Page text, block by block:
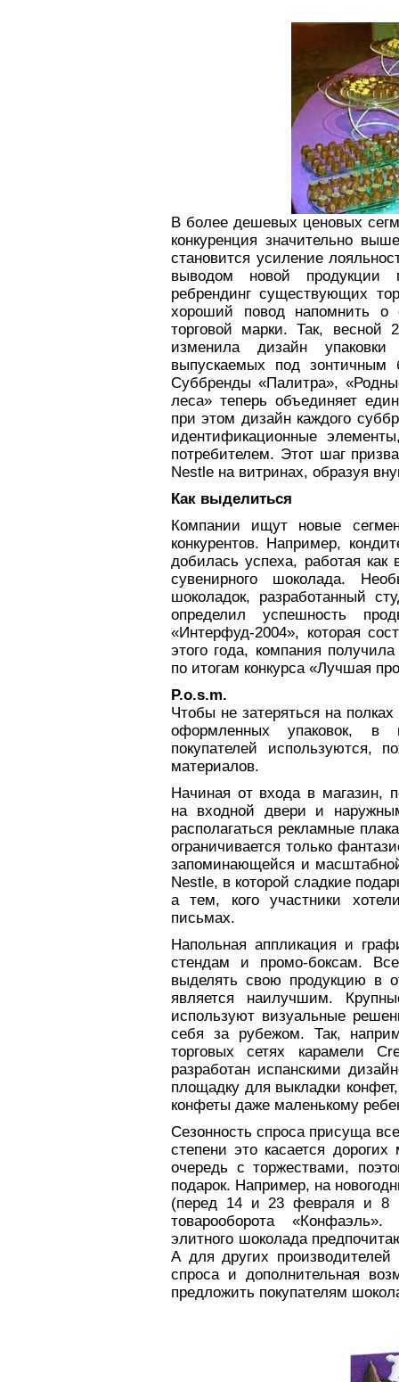
В более дешевых ценовых
конкуренция значительно
становится усиление
выводом новой продукции
ребрендинг существующих
хороший повод напомнить
торговой марки. Так, весной
изменила дизайн
выпускаемых под
Суббренды «Палитра»,
леса» теперь объединяет
при этом дизайн каждого
идентификационные
потребителем. Этот шаг
Nestle на витринах, образуя
Как выделиться
Компании ищут новые
конкурентов. Например,
добилась успеха, работая как
сувенирного шоколада.
шоколадок, разработанный
определил успешность
«Интерфуд-2004», которая
этого года, компания
по итогам конкурса «Лучшая
P.o.s.m.
Чтобы не затеряться на
оформленных упаковок, в
покупателей используются,
материалов.
Начиная от входа в магазин,
на входной двери и
располагаться рекламные
ограничивается только
запоминающейся и
Nestle, в которой сладкие
а тем, кого участники
письмах.
Напольная аппликация и
стендам и промо-боксам.
выделять свою продукцию в
является наилучшим.
используют визуальные
себя за рубежом. Так,
торговых сетях карамели
разработан испанскими
площадку для выкладки
конфеты даже маленькому
Сезонность спроса присуща
степени это касается
очередь с торжествами,
подарок. Например, на
(перед 14 и 23 февраля и 8
товарооборота
элитного шоколада
А для других
спроса и дополнительная
предложить покупателям